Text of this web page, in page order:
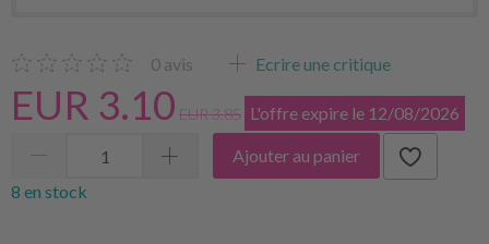
0 avis Ecrire une critique
EUR 3.10 EUR 3.85 L'offre expire le 12/08/2026
Ajouter au panier
8 en stock